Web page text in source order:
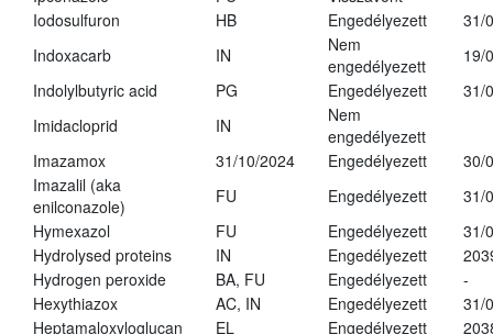
Iodosulfuron
HB Engedélyezett
31/
Indoxacarb
IN
Nem
engedélyezett
19/
Indolylbutyric acid
PG Engedélyezett
31/
Imidacloprid
IN
Nem
engedélyezett
Imazamox
31/10/2024 Engedélyezett
30/
Imazalil (aka
enilconazole)
FU Engedélyezett
31/
Hymexazol
FU Engedélyezett
31/
Hydrolysed proteins
IN Engedélyezett
Hydrogen peroxide
BA, FU Engedélyezett
-
Hexythiazox
AC, IN Engedélyezett
31/
Heptamaloxyloglucan
EL Engedélyezett